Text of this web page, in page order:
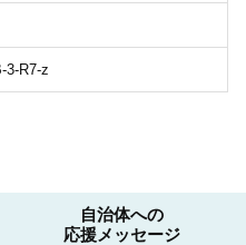
3-R7-z
自治体への
応援メッセージ